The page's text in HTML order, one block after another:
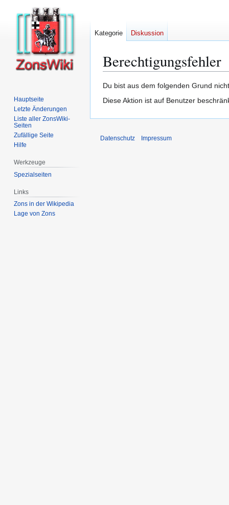
Berechtigungsfehler
Zur
Navigation
Zur
Suche
Du bist aus dem folgenden Grund
Diese Aktion ist auf Benutzer
Kategorie Diskussion
Hauptseite
Letzte Änderungen
Liste aller ZonsWiki-
Seiten
Zufällige Seite
Hilfe
Werkzeuge
Spezialseiten
Links
Zons in der Wikipedia
Lage von Zons
Datenschutz Impressum